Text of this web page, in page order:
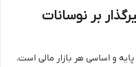
بر نوسانات
پایه و اساسی هر بازار مالی است.